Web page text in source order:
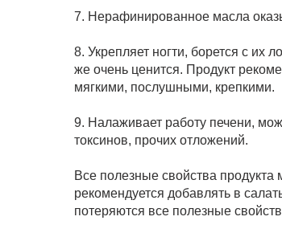
7. Нерафинированное масла
8. Укрепляет ногти, борется с их
же очень ценится. Продукт
мягкими, послушными, крепкими.
9. Налаживает работу печени,
токсинов, прочих отложений.
Все полезные свойства
рекомендуется добавлять в
потеряются все полезные